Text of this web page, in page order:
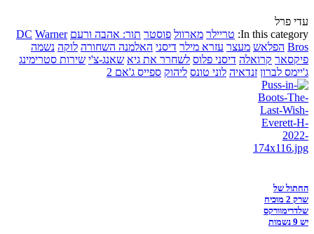
עדי פרל
In this category: טריילר מארוול פוסטר תור: אהבה ורעם DC Warner
Bros הפלאש מעצר עזרא מילר דיסני האלמנה השחורה לוקה נשמה
פיקסאר קרואלה דיסני פלוס לשחרר את גיא שאנג-צ'י שירות סטרימינג
ג'יימס לברון זנדאיה לוני טונס ליהוק ספייס ג'אם 2
החתול של
שרק 2 מוכיח
שלדרימוורקס
יש 9 נשמות